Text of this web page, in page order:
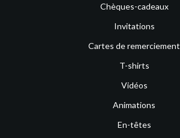
Chèques-cadeaux
Invitations
Cartes de remerciement
T-shirts
Vidéos
Animations
En-têtes